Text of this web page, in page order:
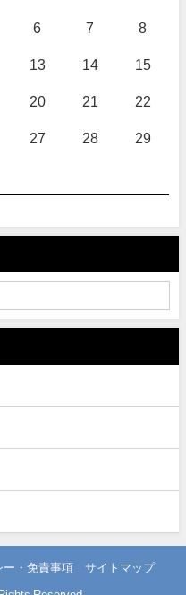
6 7 8
13 14 15
20 21 22
27 28 29
ー・免責事項 サイトマップ